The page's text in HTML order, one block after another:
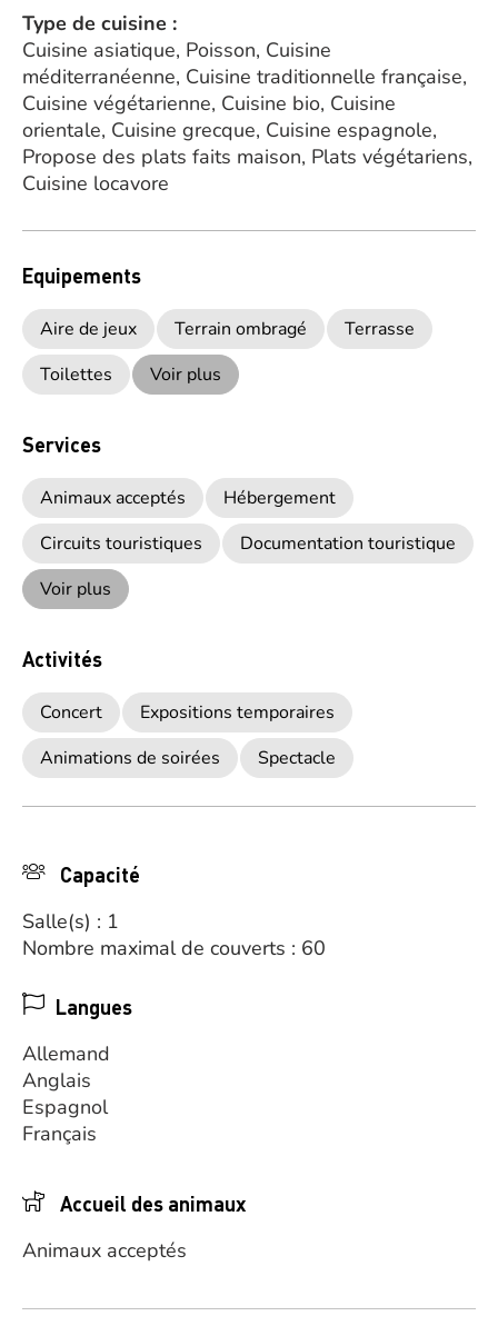
Type de cuisine :
Cuisine asiatique, Poisson, Cuisine
méditerranéenne, Cuisine traditionnelle française,
Cuisine végétarienne, Cuisine bio, Cuisine
orientale, Cuisine grecque, Cuisine espagnole,
Propose des plats faits maison, Plats végétariens,
Cuisine locavore
Equipements
Aire de jeux Terrain ombragé
Terrasse
Toilettes
Voir plus
Services
Animaux acceptés
Hébergement
Circuits touristiques
Documentation touristique
Voir plus
Activités
Concert
Expositions temporaires
Animations de soirées
Spectacle
Capacité
Salle(s) : 1
Nombre maximal de couverts : 60
Langues
Allemand
Anglais
Espagnol
Français
Accueil des animaux
Animaux acceptés